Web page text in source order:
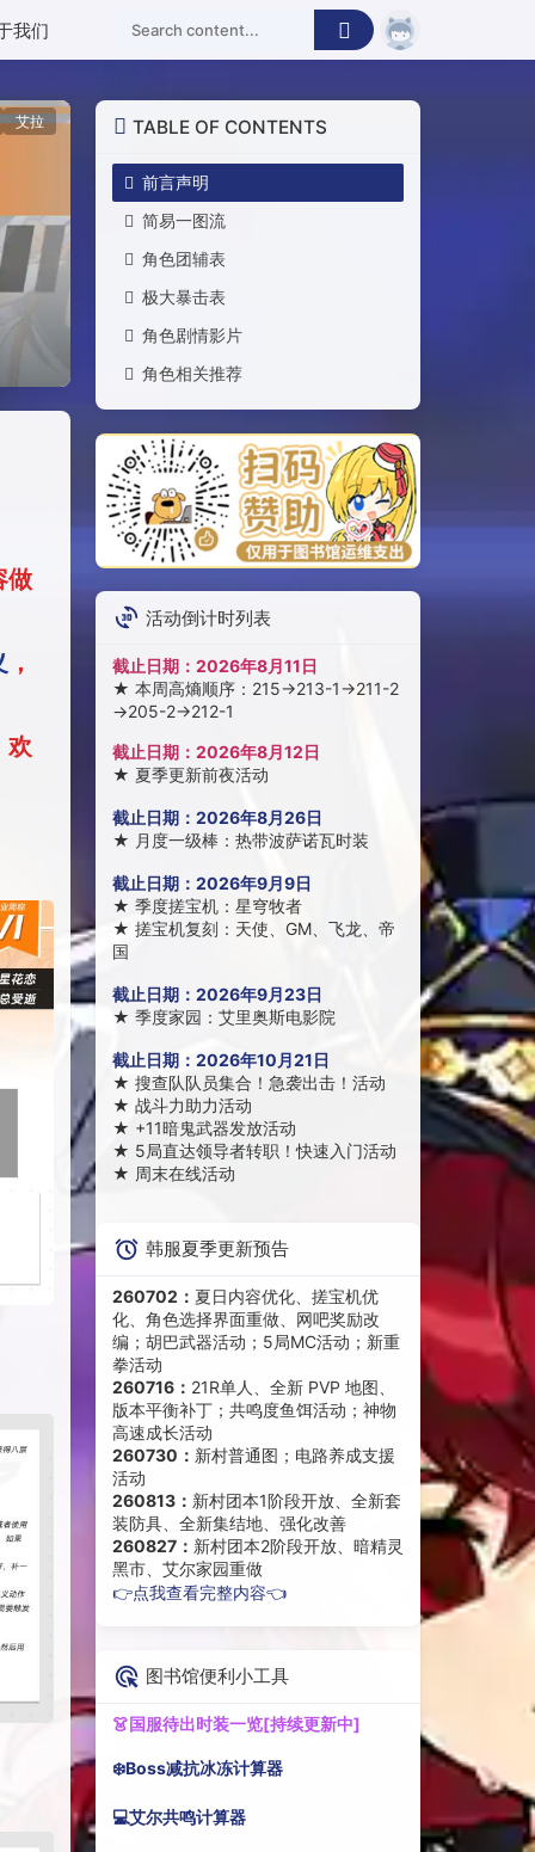
我们
艾拉
做
，
欢
TABLE OF CONTENTS
前言声明
简易一图流
角色团辅表
极大暴击表
角色剧情影片
角色相关推荐
活动倒计时列表
截止日期： 2026年8月11日
★ 本周高熵顺序：215→213-1→211-2
→205-2→212-1
截止日期： 2026年8月12日
★ 夏季更新前夜活动
截止日期： 2026年8月26日
★ 月度一级棒：热带波萨诺瓦时装
截止日期： 2026年9月9日
★ 季度搓宝机：星穹牧者
★ 搓宝机复刻：天使、GM、飞龙、帝
国
截止日期： 2026年9月23日
★ 季度家园：艾里奥斯电影院
截止日期： 2026年10月21日
★ 搜查队队员集合！急袭出击！活动
★ 战斗力助力活动
★ +11暗鬼武器发放活动
★ 5局直达领导者转职！快速入门活动
★ 周末在线活动
韩服夏季更新预告
260702： 夏日内容优化、搓宝机优
化、角色选择界面重做、网吧奖励改
编；胡巴武器活动；5局MC活动；新重
拳活动
260716： 21R单人、全新 PVP 地图、
版本平衡补丁；共鸣度鱼饵活动；神物
高速成长活动
260730： 新村普通图；电路养成支援
活动
260813： 新村团本1阶段开放、全新套
装防具、全新集结地、强化改善
260827： 新村团本2阶段开放、暗精灵
黑市、艾尔家园重做
👉点我查看完整内容👈
图书馆便利小工具
👗国服待出时装一览[持续更新中]
❄️Boss减抗冰冻计算器
💻艾尔共鸣计算器